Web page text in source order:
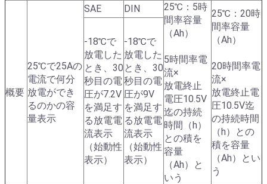
概要
25℃で25Aの
電流で何分
放電ができ
るのかの容
量表示
SAE DIN
25℃：5時
間率容量
（Ah）
5時間率電
流×
放電終止
電圧10.5V
迄の持続
時間（h）
との積を
容量
（Ah）と
いう
25℃：20時
間率容量
（Ah）
20時間率電
流×
放電終止電
圧10.5V迄
の持続時間
（h）との
積を容量
（Ah）とい
う
-18℃で
放電した
とき、30
秒目の電
圧が7.2V
を満足す
る放電電
流表示
（始動性
表示）
-18℃で
放電した
とき、30
秒目の電
圧が9V
を満足す
る放電電
流表示
（始動性
表示）